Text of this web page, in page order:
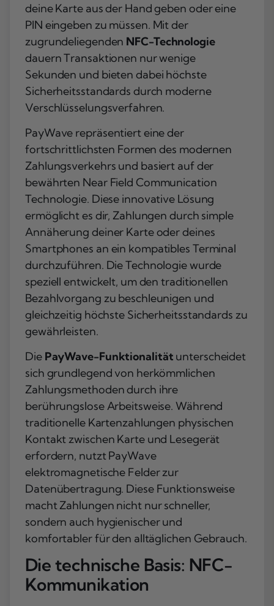
deine Karte aus der Hand geben oder eine
PIN eingeben zu müssen. Mit der
zugrundeliegenden NFC-Technologie
dauern Transaktionen nur wenige
Sekunden und bieten dabei höchste
Sicherheitsstandards durch moderne
Verschlüsselungsverfahren.
PayWave repräsentiert eine der
fortschrittlichsten Formen des modernen
Zahlungsverkehrs und basiert auf der
bewährten Near Field Communication
Technologie. Diese innovative Lösung
ermöglicht es dir, Zahlungen durch simple
Annäherung deiner Karte oder deines
Smartphones an ein kompatibles Terminal
durchzuführen. Die Technologie wurde
speziell entwickelt, um den traditionellen
Bezahlvorgang zu beschleunigen und
gleichzeitig höchste Sicherheitsstandards zu
gewährleisten.
Die PayWave-Funktionalität unterscheidet
sich grundlegend von herkömmlichen
Zahlungsmethoden durch ihre
berührungslose Arbeitsweise. Während
traditionelle Kartenzahlungen physischen
Kontakt zwischen Karte und Lesegerät
erfordern, nutzt PayWave
elektromagnetische Felder zur
Datenübertragung. Diese Funktionsweise
macht Zahlungen nicht nur schneller,
sondern auch hygienischer und
komfortabler für den alltäglichen Gebrauch.
Die technische Basis: NFC-
Kommunikation